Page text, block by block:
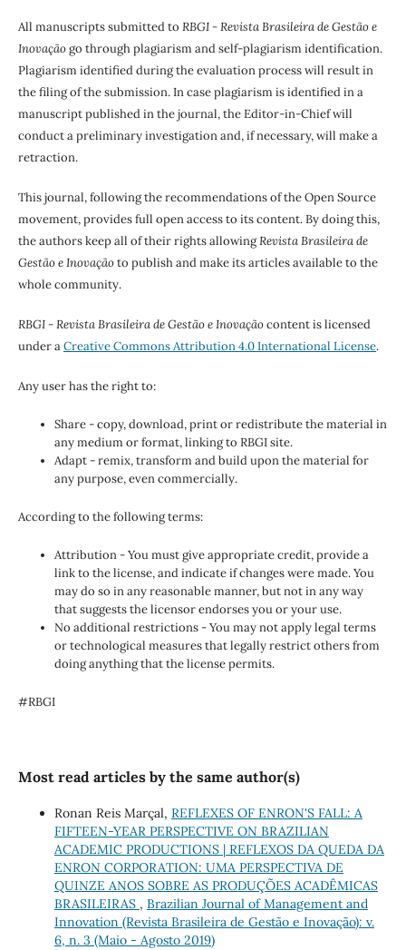
All manuscripts submitted to RBGI - Revista Brasileira de Gestão e
Inovaçãogo through plagiarism and self-plagiarism identification.
Plagiarism identified during the evaluation process will result in
the filing of the submission. In case plagiarism is identified in a
manuscript published in the journal, the Editor-in-Chief will
conduct a preliminary investigation and, if necessary, will make a
retraction.
This journal, following the recommendations of the Open Source
movement, provides full open access to its content. By doing this,
the authors keep all of their rights allowingRevista Brasileira de
Gestão e Inovaçãoto publish and make its articles available to the
whole community.
RBGI - Revista Brasileira de Gestão e Inovaçãocontent is licensed
under aCreative Commons Attribution 4.0 International License.
Any user has the right to:
Share - copy, download, print or redistribute the material in
any medium or format, linking to RBGI site.
Adapt - remix, transform and build upon the material for
any purpose, even commercially.
According to the following terms:
Attribution - You must give appropriate credit, provide a
link to the license, and indicate if changes were made. You
may do so in any reasonable manner, but not in any way
that suggests the licensor endorses you or your use.
No additional restrictions - You may not apply legal terms
or technological measures that legally restrict others from
doing anything that the license permits.
#RBGI
Most read articles by the same author(s)
Ronan Reis Marçal, REFLEXES OF ENRON'S FALL: A
FIFTEEN-YEAR PERSPECTIVE ON BRAZILIAN
ACADEMIC PRODUCTIONS | REFLEXOS DA QUEDA DA
ENRON CORPORATION: UMA PERSPECTIVA DE
QUINZE ANOS SOBRE AS PRODUÇÕES ACADÊMICAS
BRASILEIRAS , Brazilian Journal of Management and
Innovation (Revista Brasileira de Gestão e Inovação): v.
6, n. 3 (Maio - Agosto 2019)